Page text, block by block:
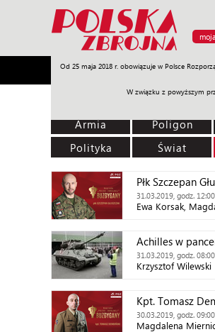
Od 25 maja 2018 r. obowiązuje w Polsce
W związku z powyższym
Armia Poligon Sprzęt Misje
Armia Poligon
Polityka
Świat
Płk Szczepan
31.03.2019, godz. 12:00
Ewa Korsak,
Achilles w
31.03.2019, godz. 08:00
Krzysztof Wilewski
Kpt. Tomasz
30.03.2019, godz. 09:00
Magdalena